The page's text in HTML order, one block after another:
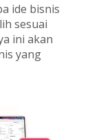
ide bisnis
sesuai
ini akan
yang